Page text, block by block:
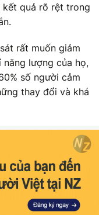
kết quả rõ rệt trong
rất muốn giảm
lượng của họ,
số người cảm
thay đổi và khá